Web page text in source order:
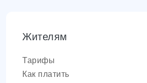
Жителям
Тарифы
Как платить